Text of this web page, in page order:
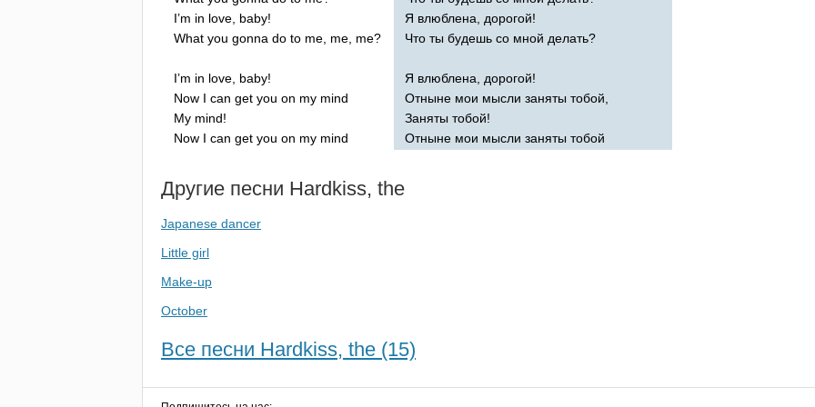
I’m in love baby!
What you gonna do to me me me?
I’m in love baby!
Now I can get you on my mind
My mind!
Now I can get you on my mind
Я влюблена, дорогой!
Что ты будешь со мной делать?
Я влюблена, дорогой!
Отныне мои мысли заняты тобой,
Заняты тобой!
Отныне мои мысли заняты тобой
Другие песни Hardkiss, the
Japanese dancer
Little girl
Make-up
October
Все песни Hardkiss, the (15)